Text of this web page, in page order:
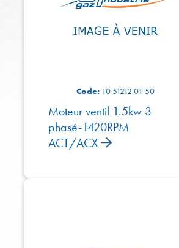
Code:10 51212 01 50
Moteur ventil 1.5kw 3
phasé-1420RPM
ACT/ACX